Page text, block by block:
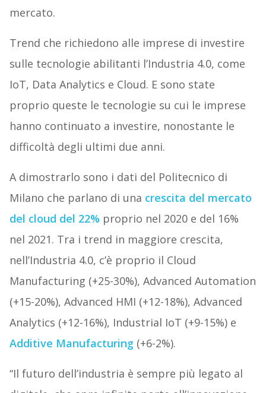
mercato.
Trend che richiedono alle imprese di investire
sulle tecnologie abilitanti l’Industria 4.0, come
IoT, Data Analytics e Cloud. E sono state
proprio queste le tecnologie su cui le imprese
hanno continuato a investire, nonostante le
difficoltà degli ultimi due anni.
A dimostrarlo sono i dati del Politecnico di
Milano che parlano di una crescita del mercato
del cloud del 22% proprio nel 2020 e del 16%
nel 2021. Tra i trend in maggiore crescita,
nell’Industria 4.0, c’è proprio il Cloud
Manufacturing (+25-30%), Advanced Automation
(+15-20%), Advanced HMI (+12-18%), Advanced
Analytics (+12-16%), Industrial IoT (+9-15%) e
Additive Manufacturing(+6-2%).
“Il futuro dell’industria è sempre più legato al